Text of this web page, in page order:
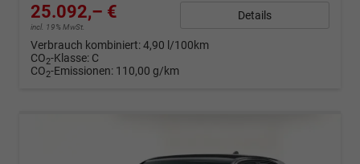
25.092,– €
incl. 19% MwSt.
Details
Verbrauch kombiniert:4,90 l/100km
CO2-Klasse: C
CO2-Emissionen: 110,00 g/km